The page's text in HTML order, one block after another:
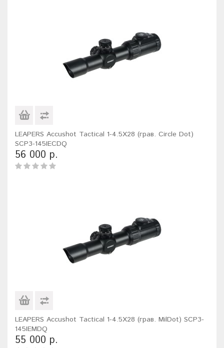
LEAPERS Accushot Tactical 1-4.5X28 (грав. Circle Dot)
SCP3-145IECDQ
56 000 р.
LEAPERS Accushot Tactical 1-4.5X28 (грав. MilDot) SCP3-
145IEMDQ
55 000 р.